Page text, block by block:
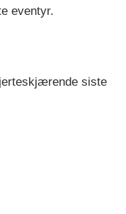
eventyr.
siste